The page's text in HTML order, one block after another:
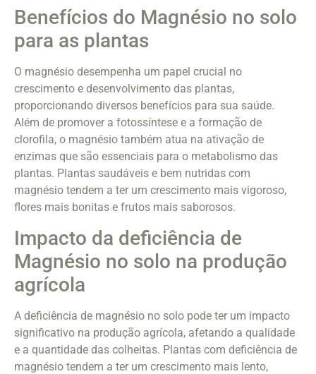
Benefícios do Magnésio no solo
para as plantas
O magnésio desempenha um papel crucial no
crescimento e desenvolvimento das plantas,
proporcionando diversos benefícios para sua saúde.
Além de promover a fotossíntese e a formação de
clorofila, o magnésio também atua na ativação de
enzimas que são essenciais para o metabolismo das
plantas. Plantas saudáveis e bem nutridas com
magnésio tendem a ter um crescimento mais vigoroso,
flores mais bonitas e frutos mais saborosos.
Impacto da deficiência de
Magnésio no solo na produção
agrícola
A deficiência de magnésio no solo pode ter um impacto
significativo na produção agrícola, afetando a qualidade
e a quantidade das colheitas. Plantas com deficiência de
magnésio tendem a ter um crescimento mais lento,